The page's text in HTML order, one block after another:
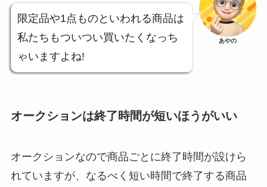
限定品や1点ものといわれる商品は
私たちもついつい買いたくなっち
ゃいますよね!
あやの
オークションは終了時間が短いほうがいい
オークションなので商品ごとに終了時間が設けら
れていますが、なるべく短い時間で終了する商品